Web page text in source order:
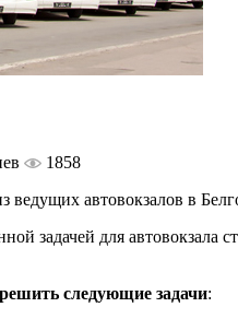
1858
ведущих автовокзалов в
задачей для автовокзала
следующие задачи: